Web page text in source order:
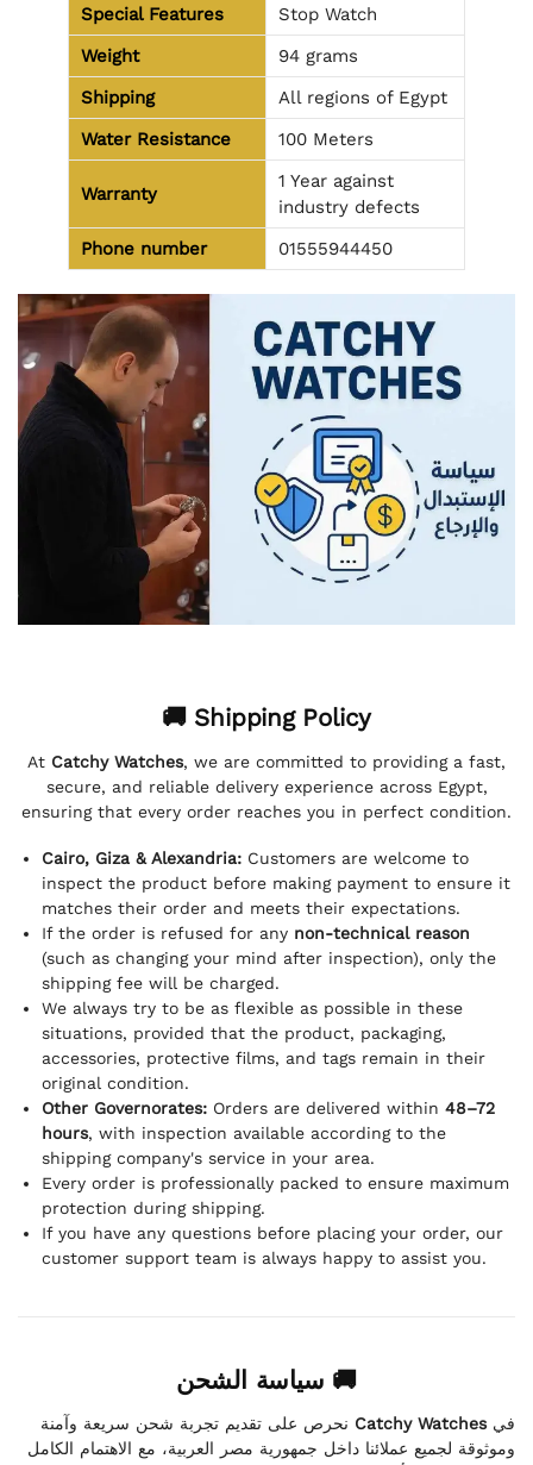
Special Features
Stop Watch
Weight
94 grams
Shipping
All regions of Egypt
Water Resistance
100 Meters
Warranty
1 Year against
industry defects
Phone number
01555944450
🚚 Shipping Policy
At Catchy Watches, we are committed to providing a fast,
secure, and reliable delivery experience across Egypt,
ensuring that every order reaches you in perfect condition.
Cairo, Giza & Alexandria: Customers are welcome to
inspect the product before making payment to ensure it
matches their order and meets their expectations.
If the order is refused for any non-technical reason
(such as changing your mind after inspection), only the
shipping fee will be charged.
We always try to be as flexible as possible in these
situations, provided that the product, packaging,
accessories, protective films, and tags remain in their
original condition.
Other Governorates: Orders are delivered within 48–72
hours, with inspection available according to the
shipping company's service in your area.
Every order is professionally packed to ensure maximum
protection during shipping.
If you have any questions before placing your order, our
customer support team is always happy to assist you.
🚚 سياسة الشحن
فيCatchy Watches نحرص على تقديم تجربة شحن سريعة وآمنة
وموثوقة لجميع عملائنا داخل جمهورية مصر العربية، مع الاهتمام الكامل